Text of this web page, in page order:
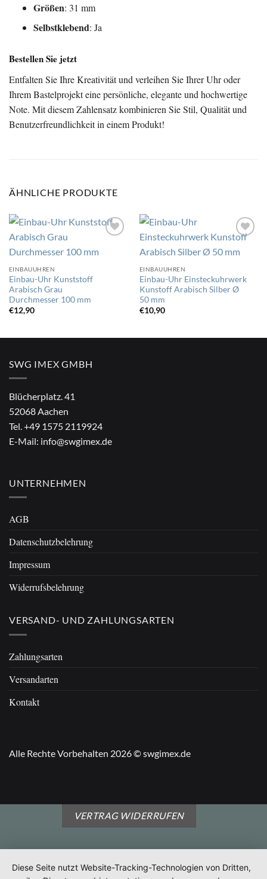
Größen: 31 mm
Selbstklebend: Ja
Bestellen Sie jetzt
Entfalten Sie Ihre Kreativität und verleihen Sie Ihrer Uhr oder
Ihrem Bastelprojekt eine persönliche, elegante und hochwertige
Note. Mit diesem Zahlensatz kombinieren Sie Stil, Qualität und
Benutzerfreundlichkeit in einem Produkt!
ÄHNLICHE PRODUKTE
EINBAUUHREN
Einbau-Uhr Kunststoff
Arabisch Grau
Durchmesser 100 mm
€12,90
Auf
EINBAUUHREN
Einbau-Uhr Einsteckuhrwerk
Kunstoff Arabisch Silber Ø
50 mm
€10,90
SWG IMEX GMBH
Blücherplatz. 41
52068 Aachen
Tel.+49 1575 2119924
E-Mail: info@swgimex.de
UNTERNEHMEN
AGB
Datenschutzbelehrung
Impressum
Widerrufsbelehrung
VERSAND- UND ZAHLUNGSARTEN
Zahlungsarten
Versandarten
Kontakt
Alle Rechte Vorbehalten 2026 © swgimex.de
VERTRAG WIDERRUFEN
Diese Seite nutzt Website-Tracking-Technologien von Dritten,